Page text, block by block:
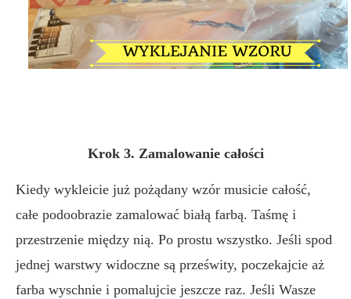
Krok 3. Zamalowanie całości
Kiedy wykleicie już pożądany wzór musicie całość,
całe podoobrazie zamalować białą farbą. Taśmę i
przestrzenie między nią. Po prostu wszystko. Jeśli spod
jednej warstwy widoczne są prześwity, poczekajcie aż
farba wyschnie i pomalujcie jeszcze raz. Jeśli Wasze